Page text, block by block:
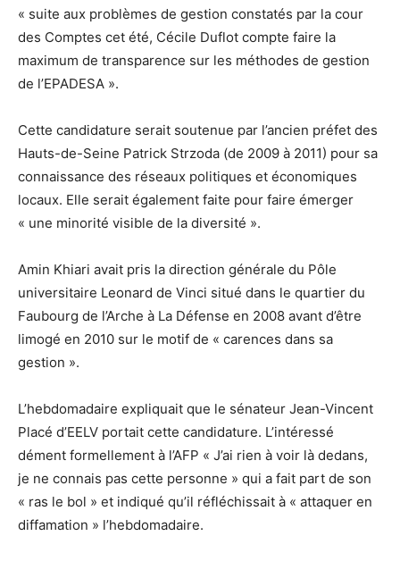
« suite aux problèmes de gestion constatés par la cour
des Comptes cet été, Cécile Duflot compte faire la
maximum de transparence sur les méthodes de gestion
de l’EPADESA ».
Cette candidature serait soutenue par l’ancien préfet des
Hauts-de-Seine Patrick Strzoda (de 2009 à 2011) pour sa
connaissance des réseaux politiques et économiques
locaux. Elle serait également faite pour faire émerger
« une minorité visible de la diversité ».
Amin Khiari avait pris la direction générale du Pôle
universitaire Leonard de Vinci situé dans le quartier du
Faubourg de l’Arche à La Défense en 2008 avant d’être
limogé en 2010 sur le motif de « carences dans sa
gestion ».
L’hebdomadaire expliquait que le sénateur Jean-Vincent
Placé d’EELV portait cette candidature. L’intéressé
dément formellement à l’AFP « J’ai rien à voir là dedans,
je ne connais pas cette personne » qui a fait part de son
« ras le bol » et indiqué qu’il réfléchissait à « attaquer en
diffamation » l’hebdomadaire.